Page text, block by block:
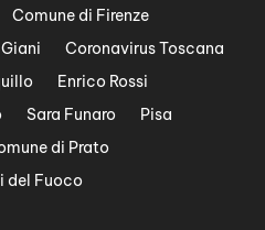
Comune di Firenze
Coronavirus Toscana
Enrico Rossi
Sara Funaro
Pisa
di Prato
del Fuoco